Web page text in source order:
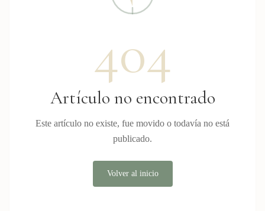
404
Artículo no encontrado
Este artículo no existe, fue movido o todavía no está
publicado.
Volver al inicio